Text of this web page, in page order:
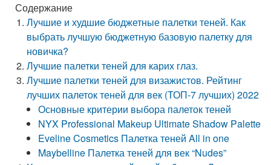
Содержание
Лучшие и худшие бюджетные палетки теней. Как
выбрать лучшую бюджетную базовую палетку для
новичка?
Лучшие палетки теней для карих глаз.
Лучшие палетки теней для визажистов. Рейтинг
лучших палеток теней для век (ТОП-7 лучших) 2022
Основные критерии выбора палеток теней
NYX Professional Makeup Ultimate Shadow Palette
Eveline Cosmetics Палетка теней All in one
Maybelline Палетка теней для век “Nudes”